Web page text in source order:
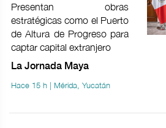
Presentan obras
estratégicas como el Puerto
de Altura de Progreso para
captar capital extranjero
La Jornada Maya
Hace 15 h | Mérida, Yucatán